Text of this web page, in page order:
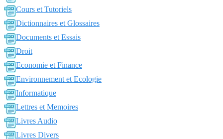
Cours et Tutoriels
Dictionnaires et Glossaires
Documents et Essais
Droit
Economie et Finance
Environnement et Ecologie
Informatique
Lettres et Memoires
Livres Audio
Livres Divers